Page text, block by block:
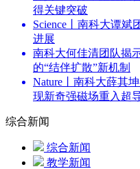
得关键突破
Science丨南科大谭
进展
南科大何佳清团队揭
的“结伴扩散”新机制
Nature丨南科大薛其
现新奇强磁场重入超
综合新闻
综合新闻
教学新闻